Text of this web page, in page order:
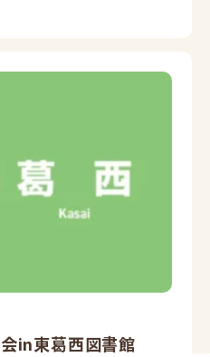
in東葛西図書館